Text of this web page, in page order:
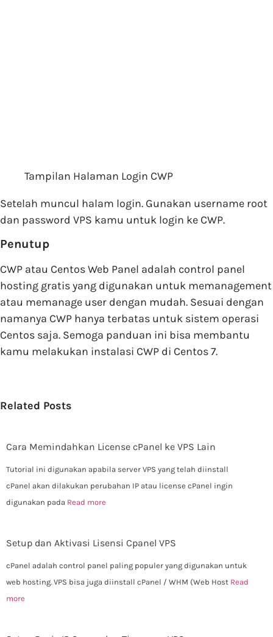
Tampilan Halaman Login CWP
Setelah muncul halam login. Gunakan username root
dan password VPS kamu untuk login ke CWP.
Penutup
CWP atau Centos Web Panel adalah control panel
hosting gratis yang digunakan untuk memanagement
atau memanage user dengan mudah. Sesuai dengan
namanya CWP hanya terbatas untuk sistem operasi
Centos saja. Semoga panduan ini bisa membantu
kamu melakukan instalasi CWP di Centos 7.
Related Posts
Cara Memindahkan License cPanel ke VPS Lain
Tutorial ini digunakan apabila server VPS yang telah diinstall
cPanel akan dilakukan perubahan IP atau license cPanel ingin
digunakan pada Read more
Setup dan Aktivasi Lisensi Cpanel VPS
cPanel adalah control panel paling populer yang digunakan untuk
web hosting. VPS bisa juga diinstall cPanel / WHM (Web Host Read
more